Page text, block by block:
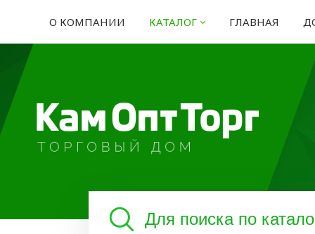
О КОМПАНИИ КАТАЛОГ ГЛАВНАЯ